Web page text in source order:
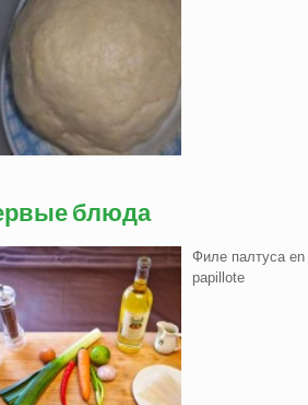
блюда
Филе палтуса en
papillote